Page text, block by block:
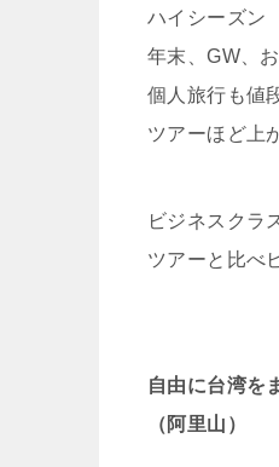
ハイシーズン
年末、GW、
個人旅行も値
ツアーほど上
ビジネスクラ
ツアーと比べ
自由に台湾を
（阿里山）